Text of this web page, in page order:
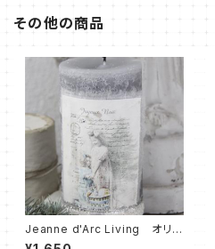
その他の商品
Jeanne d'Arc Living オリジ
ナルキャンドル